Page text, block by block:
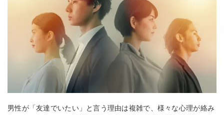
男性が「友達でいたい」と言う理由は複雑で、様々な心理が絡み